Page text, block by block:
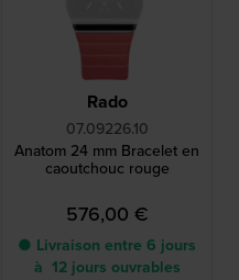
Rado
07.09226.10
Anatom 24 mm Bracelet en
caoutchouc rouge
576,00 €
● Livraison entre 6 jours
à 12 jours ouvrables